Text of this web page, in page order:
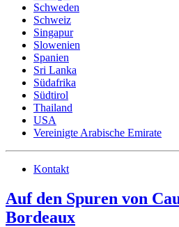
Schweden
Schweiz
Singapur
Slowenien
Spanien
Sri Lanka
Südafrika
Südtirol
Thailand
USA
Vereinigte Arabische Emirate
Kontakt
Auf den Spuren von
Bordeaux